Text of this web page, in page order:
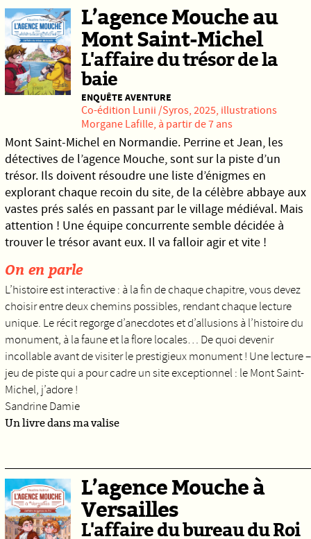
L’agence Mouche au
Mont Saint-Michel
L'affaire du trésor de la
baie
ENQUÊTE AVENTURE
Co-édition Lunii /Syros, 2025, illustrations
Morgane Lafille, à partir de 7 ans
Mont Saint-Michel en Normandie. Perrine et Jean, les
détectives de l’agence Mouche, sont sur la piste d’un
trésor. Ils doivent résoudre une liste d’énigmes en
explorant chaque recoin du site, de la célèbre abbaye aux
vastes prés salés en passant par le village médiéval. Mais
attention ! Une équipe concurrente semble décidée à
trouver le trésor avant eux. Il va falloir agir et vite !
On en parle
L’histoire est interactive : à la fin de chaque chapitre, vous devez
choisir entre deux chemins possibles, rendant chaque lecture
unique. Le récit regorge d’anecdotes et d’allusions à l’histoire du
monument, à la faune et la flore locales… De quoi devenir
incollable avant de visiter le prestigieux monument ! Une lecture –
jeu de piste qui a pour cadre un site exceptionnel : le Mont Saint-
Michel, j’adore !
Sandrine Damie
Un livre dans ma valise
L’agence Mouche à
Versailles
L'affaire du bureau du Roi